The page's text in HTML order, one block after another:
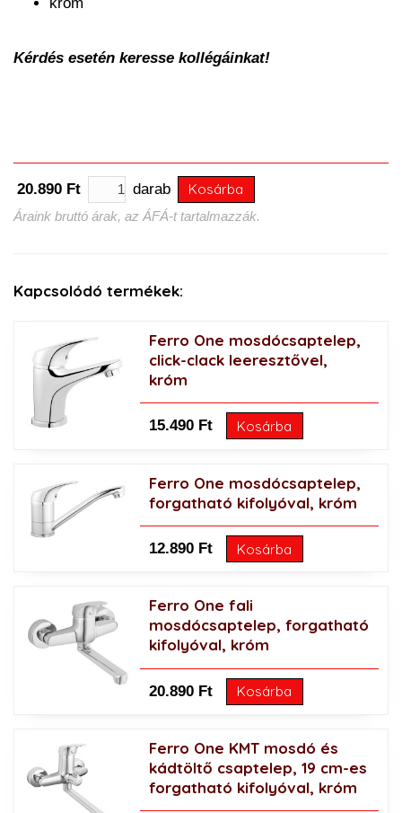
Kérdés esetén keresse kollégáinkat!
20.890 Ft darab Kosárba
Áraink bruttó árak, az ÁFÁ-t tartalmazzák.
Kapcsolódó termékek:
Ferro One mosdócsaptelep,
click-clack leeresztővel,
króm
15.490 Ft Kosárba
Ferro One mosdócsaptelep,
forgatható kifolyóval, króm
12.890 Ft Kosárba
Ferro One fali
mosdócsaptelep, forgatható
kifolyóval, króm
20.890 Ft Kosárba
Ferro One KMT mosdó és
kádtöltő csaptelep, 19 cm-es
forgatható kifolyóval, króm